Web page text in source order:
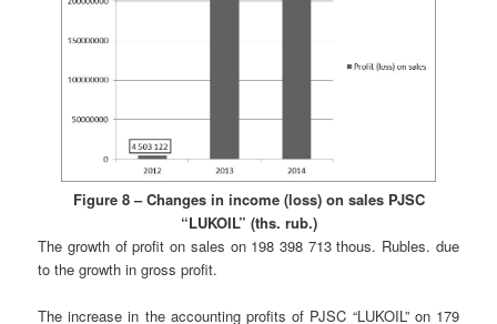
Figure 8 – Changes in income (loss) on sales PJSC
“LUKOIL” (ths. rub.)
The growth of profit on sales on 198 398 713 thous. Rubles. due
to the growth in gross profit.
The increase in the accounting profits of PJSC “LUKOIL” on 179